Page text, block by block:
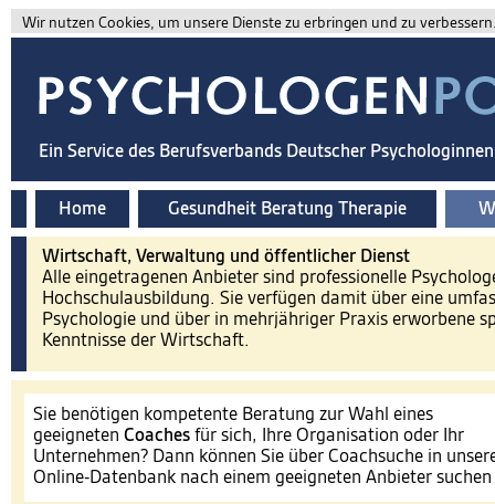
Wir nutzen Cookies, um unsere Dienste zu erbringen und zu
Ein Service des Berufsverbands Deutscher
Home Gesundheit Beratung Therapie
Wirtschaft, Verwaltung und öffentlicher Dienst
Alle eingetragenen Anbieter sind professionelle
Hochschulausbildung. Sie verfügen damit über eine
Psychologie und über in mehrjähriger Praxis erworbene
Kenntnisse der Wirtschaft.
Sie benötigen kompetente Beratung zur Wahl eines
geeigneten Coaches für sich, Ihre Organisation oder Ihr
Unternehmen? Dann können Sie über Coachsuche in
Online-Datenbank nach einem geeigneten Anbieter suchen